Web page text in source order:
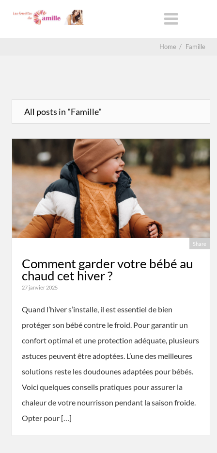
Home / Famille
All posts in "Famille"
Share
Comment garder votre bébé au
chaud cet hiver ?
27 janvier 2025
Quand l’hiver s’installe, il est essentiel de bien
protéger son bébé contre le froid. Pour garantir un
confort optimal et une protection adéquate, plusieurs
astuces peuvent être adoptées. L’une des meilleures
solutions reste les doudounes adaptées pour bébés.
Voici quelques conseils pratiques pour assurer la
chaleur de votre nourrisson pendant la saison froide.
Opter pour […]